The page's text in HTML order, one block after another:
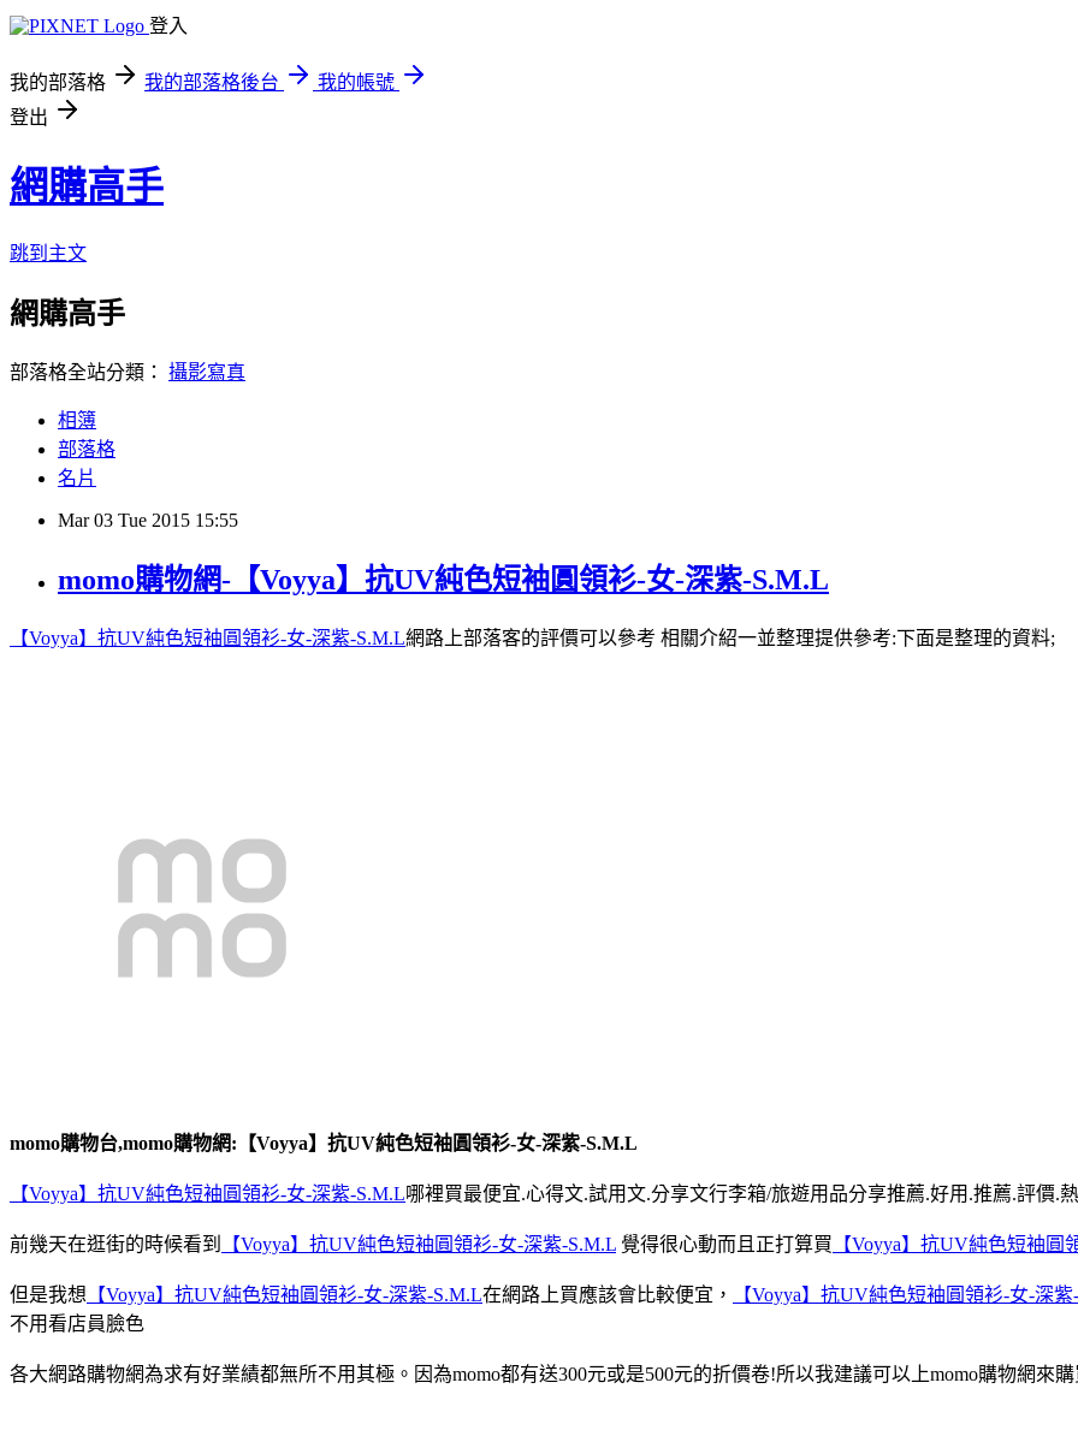
登入
我的部落格 我的部落格後台
我的帳號
登出
網購高手
跳到主文
網購高手
部落格全站分類： 攝影寫真
相簿
部落格
名片
Mar 03 Tue 2015 15:55
momo購物網-【Voyya】抗UV純色短袖圓領衫-女-深紫-S.M.L
【Voyya】抗UV純色短袖圓領衫-女-深紫-S.M.L網路上部落客的評價可以參考 相關介紹一並整理提供參考:下面是整理的資料;
momo購物台,momo購物網:【Voyya】抗UV純色短袖圓領衫-女-深紫-S.M.L
【Voyya】抗UV純色短袖圓領衫-女-深紫-S.M.L哪裡買最便宜.心得文.試用文.分享文行李箱/旅遊用品分享推薦.好用.推薦.評價.
前幾天在逛街的時候看到 【Voyya】抗UV純色短袖圓領衫-女-深紫-S.M.L 覺得很心動而且正打算買 【Voyya】抗UV純色短袖圓
但是我想 【Voyya】抗UV純色短袖圓領衫-女-深紫-S.M.L在網路上買應該會比較便宜， 【Voyya】抗UV純色短袖圓領衫-女-深紫
不用看店員臉色
各大網路購物網為求有好業績都無所不用其極。因為momo都有送300元或是500元的折價卷!所以我建議可以上momo購物網來購